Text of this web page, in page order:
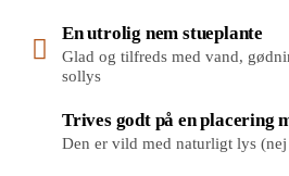
En utrolig nem stueplante
Glad og tilfreds med vand,
sollys
Trives godt på en placering
Den er vild med naturligt lys